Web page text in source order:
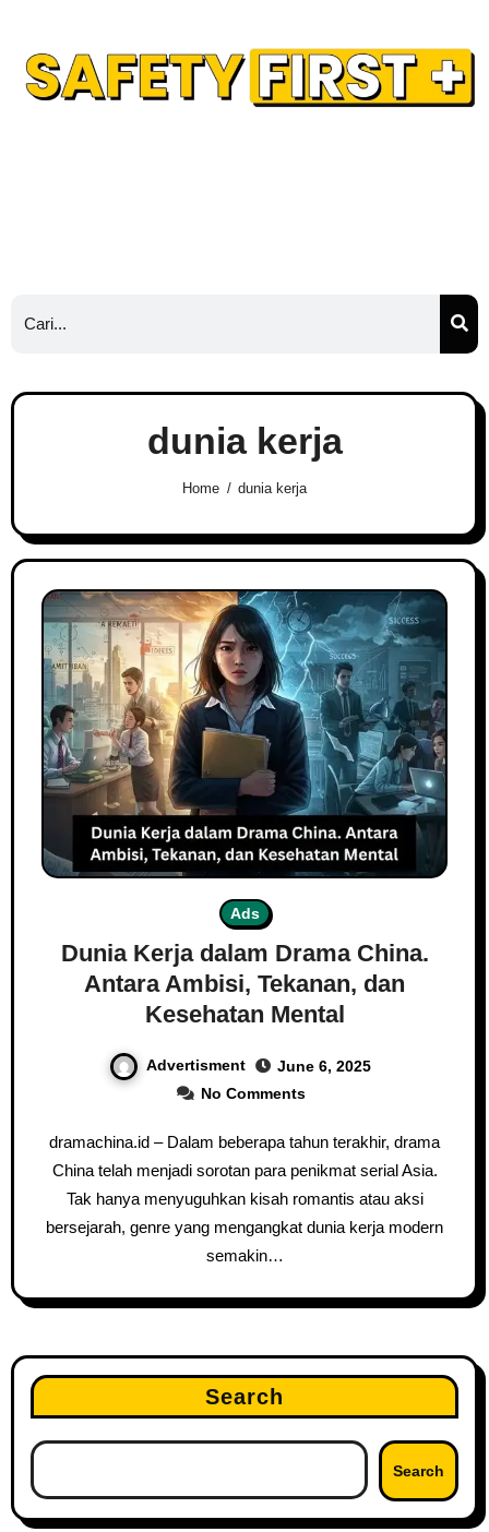
dunia kerja
Home dunia kerja
Ads
Dunia Kerja dalam Drama China.
Antara Ambisi, Tekanan, dan
Kesehatan Mental
Advertisment
June 6, 2025
No Comments
dramachina.id – Dalam beberapa tahun terakhir, drama
China telah menjadi sorotan para penikmat serial Asia.
Tak hanya menyuguhkan kisah romantis atau aksi
bersejarah, genre yang mengangkat dunia kerja modern
semakin…
Search
Search